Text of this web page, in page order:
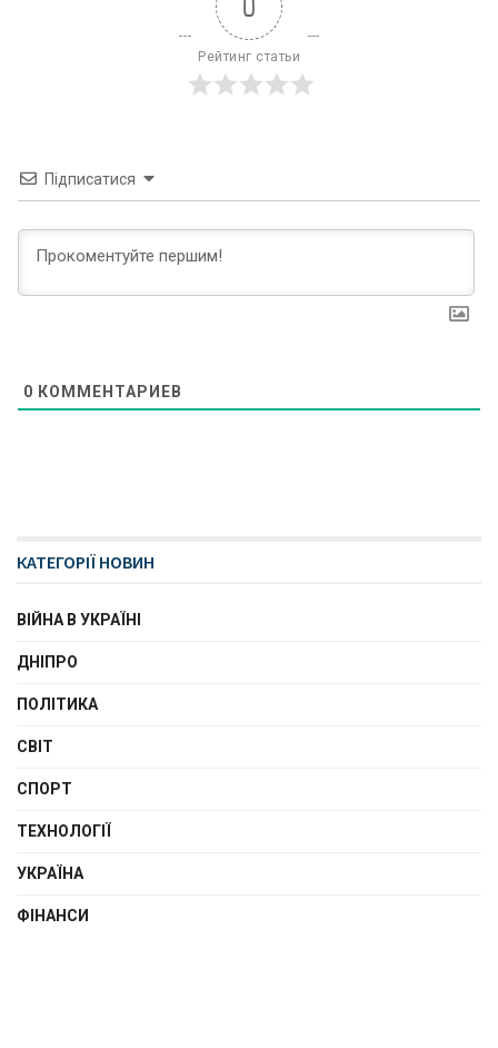
0
Рейтинг статьи
Підписатися
0 КОММЕНТАРИЕВ
КАТЕГОРІЇ НОВИН
ВІЙНА В УКРАЇНІ
ДНІПРО
ПОЛІТИКА
СВІТ
СПОРТ
ТЕХНОЛОГІЇ
УКРАЇНА
ФІНАНСИ